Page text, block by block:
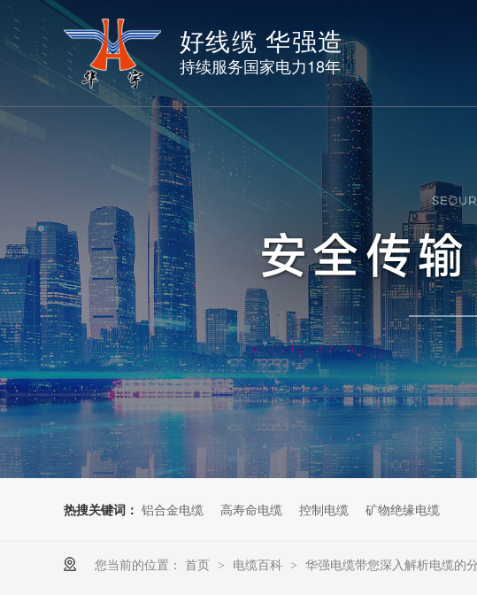
好线缆 华强造
持续服务国家电力18年
热搜关键词： 铝合金电缆 高寿命电缆 控制电缆 矿物绝缘电缆
您当前的位置： 首页 > 电缆百科 > 华强电缆带您深入解析电缆的